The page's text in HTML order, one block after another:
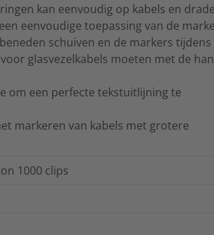
kan eenvoudig op kabels en
eenvoudige toepassing van de
schuiven en de markers tijdens
glasvezelkabels moeten met de
om een perfecte tekstuitlijning te
markeren van kabels met grotere
1000 clips